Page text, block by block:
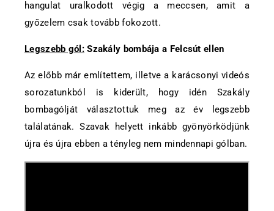
hangulat uralkodott végig a meccsen, amit a
győzelem csak tovább fokozott.
Legszebb gól:Szakály bombája a Felcsút ellen
Az előbb már említettem, illetve a karácsonyi videós
sorozatunkból is kiderült, hogy idén Szakály
bombagólját választottuk meg az év legszebb
találatának. Szavak helyett inkább gyönyörködjünk
újra és újra ebben a tényleg nem mindennapi gólban.